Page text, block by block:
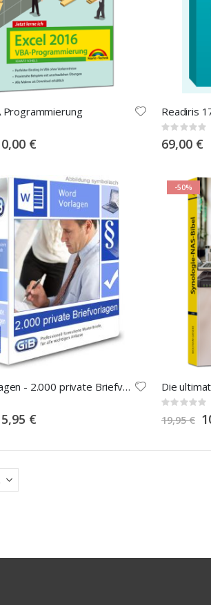
Programmierung
€
Readiris
Rating:
0%
69,00 €
Wordvorlagen - 2.000 private Briefvorlagen
€
-50%
Die
Rating:
0%
19,95 €